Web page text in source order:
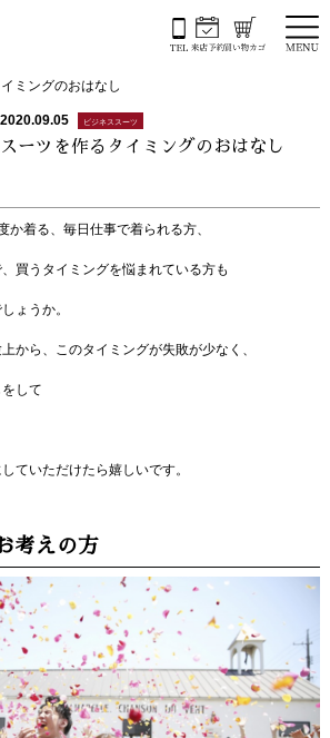
ミングのおはなし
2020.09.05 ビジネススーツ
スーツを作るタイミングのおはなし
か着る、毎日仕事で着られる方、
買うタイミングを悩まれている方も
ょうか。
から、このタイミングが失敗が少なく、
して
ていただけたら嬉しいです。
考えの方